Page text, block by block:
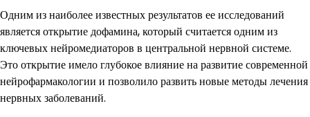
Одним из наиболее известных результатов ее исследований
является открытие дофамина, который считается одним из
ключевых нейромедиаторов в центральной нервной системе.
Это открытие имело глубокое влияние на развитие современной
нейрофармакологии и позволило развить новые методы лечения
нервных заболеваний.